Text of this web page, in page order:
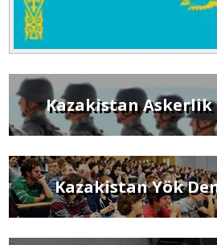
Kazakistan Askerlik
Kazakistan Yök